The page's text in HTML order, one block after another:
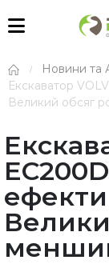
Новини та
Екскаватор
Великий обсяг